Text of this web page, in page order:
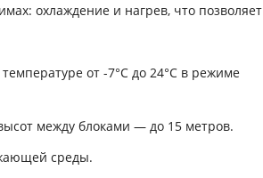
охлаждение и нагрев, что позволяет
от -7°C до 24°C в режиме
между блоками — до 15 метров.
среды.